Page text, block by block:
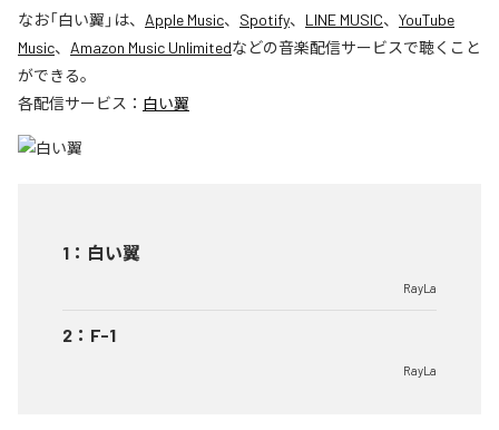
なお「白い翼 」は、 Apple Music、 Spotify、 LINE MUSIC、 YouTube
Music、 Amazon Music Unlimitedなどの音楽配信サービスで聴くこと
ができる。
各配信サービス： 白い翼
1 ： 白い翼
RayLa
2 ： F-1
RayLa